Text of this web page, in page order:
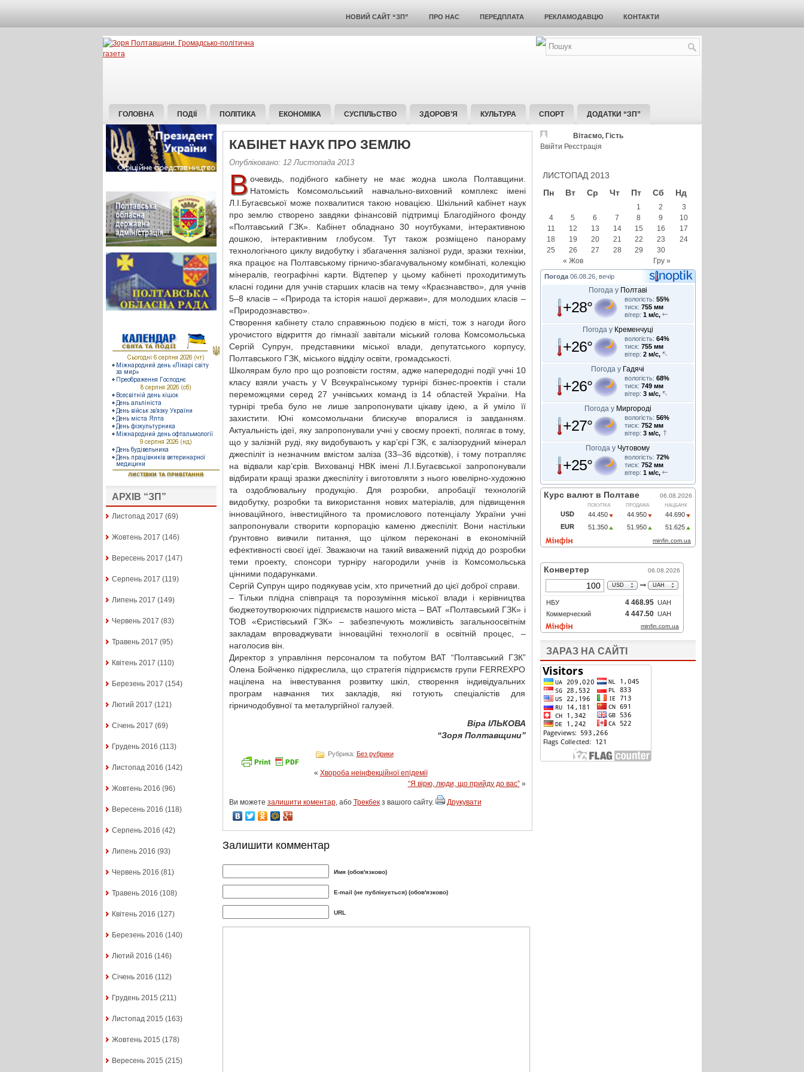
НОВИЙ САЙТ “ЗП” ПРО НАС ПЕРЕДПЛАТА РЕКЛАМОДАВЦЮ КОНТАКТИ
ГОЛОВНА ПОДІЇ ПОЛІТИКА ЕКОНОМІКА СУСПІЛЬСТВО ЗДОРОВ’Я КУЛЬТУРА СПОРТ ДОДАТКИ “ЗП”
АРХІВ “ЗП”
Листопад 2017 (69)
Жовтень 2017 (146)
Вересень 2017 (147)
Серпень 2017 (119)
Липень 2017 (149)
Червень 2017 (83)
Травень 2017 (95)
Квітень 2017 (110)
Березень 2017 (154)
Лютий 2017 (121)
Січень 2017 (69)
Грудень 2016 (113)
Листопад 2016 (142)
Жовтень 2016 (96)
Вересень 2016 (118)
Серпень 2016 (42)
Липень 2016 (93)
Червень 2016 (81)
Травень 2016 (108)
Квітень 2016 (127)
Березень 2016 (140)
Лютий 2016 (146)
Січень 2016 (112)
Грудень 2015 (211)
Листопад 2015 (163)
Жовтень 2015 (178)
Вересень 2015 (215)
КАБІНЕТ НАУК ПРО ЗЕМЛЮ
Опубліковано: 12 Листопада 2013
В очевидь, подібного кабінету не має жодна школа Полтавщини.
Натомість Комсомольський навчально-виховний комплекс імені
Л.І.Бугаєвської може похвалитися такою новацією. Шкільний кабінет наук
про землю створено завдяки фінансовій підтримці Благодійного фонду
«Полтавський ГЗК». Кабінет обладнано 30 ноутбуками, інтерактивною
дошкою, інтерактивним глобусом. Тут також розміщено панораму
технологічного циклу видобутку і збагачення залізної руди, зразки техніки,
яка працює на Полтавському гірничо-збагачувальному комбінаті, колекцію
мінералів, географічні карти. Відтепер у цьому кабінеті проходитимуть
класні години для учнів старших класів на тему «Краєзнавство», для учнів
5–8 класів – «Природа та історія нашої держави», для молодших класів –
«Природознавство».
Створення кабінету стало справжньою подією в місті, тож з нагоди його
урочистого відкриття до гімназії завітали міський голова Комсомольська
Сергій Супрун, представники міської влади, депутатського корпусу,
Полтавського ГЗК, міського відділу освіти, громадськості.
Школярам було про що розповісти гостям, адже напередодні події учні 10
класу взяли участь у V Всеукраїнському турнірі бізнес-проектів і стали
переможцями серед 27 учнівських команд із 14 областей України. На
турнірі треба було не лише запропонувати цікаву ідею, а й уміло її
захистити. Юні комсомольчани блискуче впоралися із завданням.
Актуальність ідеї, яку запропонували учні у своєму проекті, полягає в тому,
що у залізній руді, яку видобувають у кар’єрі ГЗК, є залізорудний мінерал
джеспіліт із незначним вмістом заліза (33–36 відсотків), і тому потрапляє
на відвали кар’єрів. Вихованці НВК імені Л.І.Бугаєвської запропонували
відбирати кращі зразки джеспіліту і виготовляти з нього ювелірно-художню
та оздоблювальну продукцію. Для розробки, апробації технологій
видобутку, розробки та використання нових матеріалів, для підвищення
інноваційного, інвестиційного та промислового потенціалу України учні
запропонували створити корпорацію каменю джеспіліт. Вони настільки
ґрунтовно вивчили питання, що цілком переконані в економічній
ефективності своєї ідеї. Зважаючи на такий виважений підхід до розробки
теми проекту, спонсори турніру нагородили учнів із Комсомольська
цінними подарунками.
Сергій Супрун щиро подякував усім, хто причетний до цієї доброї справи.
– Тільки плідна співпраця та порозуміння міської влади і керівництва
бюджетоутворюючих підприємств нашого міста – ВАТ «Полтавський ГЗК» і
ТОВ «Єристівський ГЗК» – забезпечують можливість загальноосвітнім
закладам впроваджувати інноваційні технології в освітній процес, –
наголосив він.
Директор з управління персоналом та побутом ВАТ “Полтавський ГЗК”
Олена Бойченко підкреслила, що стратегія підприємств групи FERREXPO
націлена на інвестування розвитку шкіл, створення індивідуальних
програм навчання тих закладів, які готують спеціалістів для
гірничодобувної та металургійної галузей.
Віра ІЛЬКОВА
“Зоря Полтавщини”
Рубрика: Без рубрики
« Хвороба неінфекційної епідемії
“Я вірю, люди, що прийду до вас”»
Ви можете залишити коментар, або Трекбекз вашого сайту. Друкувати
Залишити комментар
Имя (обов'язково)
E-mail (не публікується) (обов'язково)
URL
Вітаємо, Гість
Ввійти Реєстрація
ЛИСТОПАД 2013
Пн
Вт Ср Чт Пт Сб Нд
« Жов Гру »
1 2
3
4
5 6 7 8 9
10
11
12 13 14 15 16
17
18
19 20 21 22 23
24
25
26 27 28 29 30
Погода 06.08.26, вечір
Погода у Полтаві
+28° вологість: 55%
тиск: 755 мм
вітер: 1 м/с,
Погода у Кременчуці
+26° вологість: 64%
тиск: 755 мм
вітер: 2 м/с,
Погода у Гадячі
+26° вологість: 68%
тиск: 749 мм
вітер: 3 м/с,
Погода у Миргороді
+27° вологість: 56%
тиск: 752 мм
вітер: 3 м/с,
Погода у Чутовому
+25° вологість: 72%
тиск: 752 мм
вітер: 1 м/с,
ЗАРАЗ НА САЙТІ